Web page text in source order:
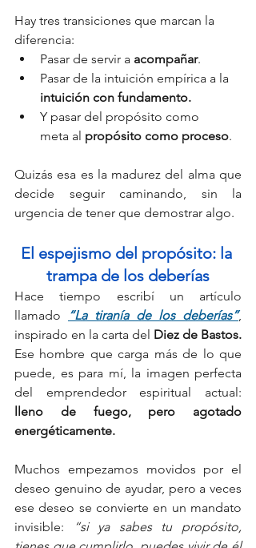
Hay tres transiciones que marcan la
diferencia:
Pasar de servir a acompañar.
Pasar de la intuición empírica a la
intuición con fundamento.
Y pasar del propósito como
meta al propósito como proceso.
Quizás esa es la madurez del alma que
decide seguir caminando, sin la
urgencia de tener que demostrar algo.
El espejismo del propósito: la
trampa de los deberías
Hace tiempo escribí un artículo
llamado
“La tiranía de los deberías”,
inspirado en la carta del
Ese hombre que carga más de lo que
puede, es para mí, la imagen perfecta
del emprendedor espiritual actual:
lleno de fuego, pero agotado
energéticamente.
Muchos empezamos movidos por el
deseo genuino de ayudar, pero a veces
ese deseo se convierte en un mandato
invisible:
“si ya sabes tu propósito,